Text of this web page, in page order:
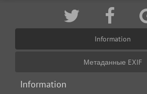
Information
Метаданные EXIF
Information